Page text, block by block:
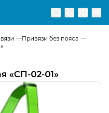
Привязи без пояса
«СП-02-01»